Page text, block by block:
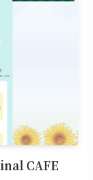
CAFE